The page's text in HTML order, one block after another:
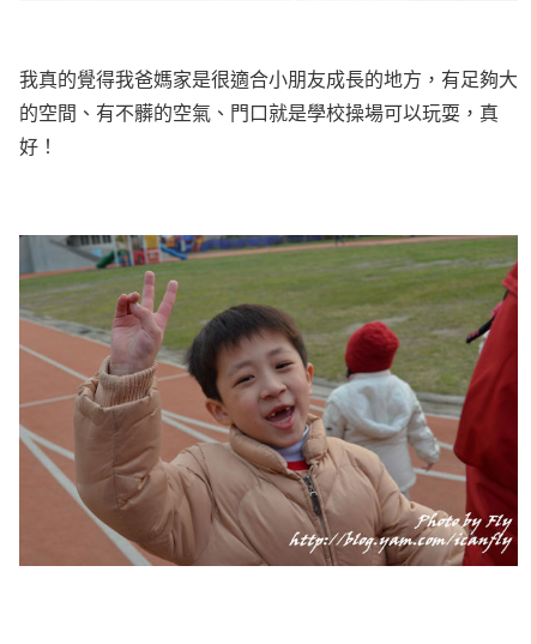
我真的覺得我爸媽家是很適合小朋友成長的地方，有足夠大
的空間、有不髒的空氣、門口就是學校操場可以玩耍，真
好！